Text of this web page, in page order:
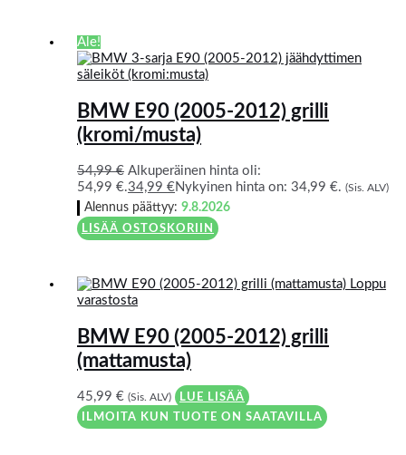
Ale!
BMW E90 (2005-2012) grilli
(kromi/musta)
54,99€ Alkuperäinen hinta oli:
54,99 €.34,99€Nykyinen hinta on: 34,99 €. (Sis. ALV)
Alennus päättyy:9.8.2026
LISÄÄ OSTOSKORIIN
Loppu
varastosta
BMW E90 (2005-2012) grilli
(mattamusta)
45,99€ (Sis. ALV)
LUE LISÄÄ
ILMOITA KUN TUOTE ON SAATAVILLA